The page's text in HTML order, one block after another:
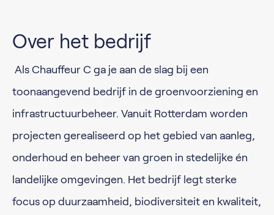
Over het bedrijf
Als Chauffeur C ga je aan de slag bij een
toonaangevend bedrijf in de groenvoorziening en
infrastructuurbeheer. Vanuit Rotterdam worden
projecten gerealiseerd op het gebied van aanleg,
onderhoud en beheer van groen in stedelijke én
landelijke omgevingen. Het bedrijf legt sterke
focus op duurzaamheid, biodiversiteit en kwaliteit,